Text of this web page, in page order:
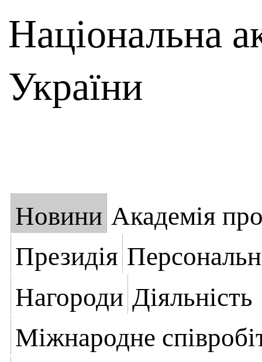
Національна
України
Новини Академія
Президія
Нагороди Діяльність
Міжнародне